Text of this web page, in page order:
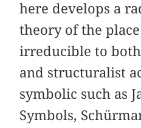
here develops a
theory of the
irreducible to
and structuralist
symbolic such as
Symbols,